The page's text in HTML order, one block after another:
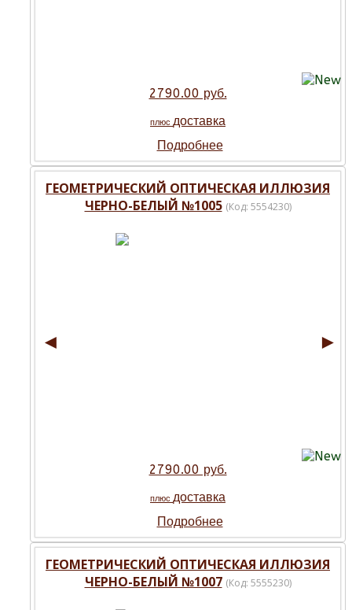
2790.00 руб.
плюс доставка
Подробнее
ГЕОМЕТРИЧЕСКИЙ ОПТИЧЕСКАЯ ИЛЛЮЗИЯ
ЧЕРНО-БЕЛЫЙ №1005 (Код: 5554230)
◄ ►
2790.00 руб.
плюс доставка
Подробнее
ГЕОМЕТРИЧЕСКИЙ ОПТИЧЕСКАЯ ИЛЛЮЗИЯ
ЧЕРНО-БЕЛЫЙ №1007 (Код: 5555230)